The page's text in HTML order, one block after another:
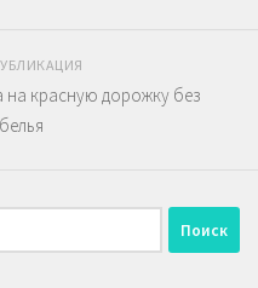
на красную дорожку без